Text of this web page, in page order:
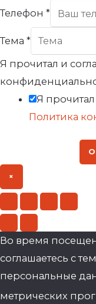
Телефон *
Тема *
Я прочитал и
Я
Политика
×
Во время
соглашаетесь с
персональные
метрических